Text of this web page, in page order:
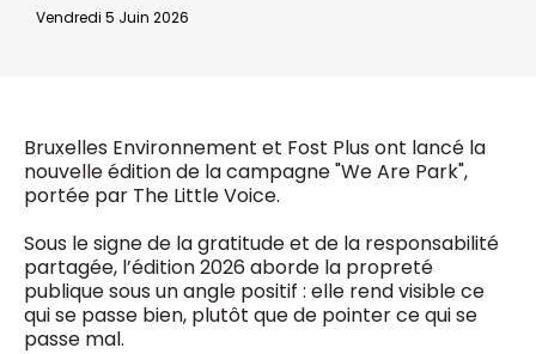
Vendredi 5 Juin 2026
Bruxelles Environnement et Fost Plus ont lancé la
nouvelle édition de la campagne "We Are Park",
portée par The Little Voice.
Sous le signe de la gratitude et de la responsabilité
partagée, l’édition 2026 aborde la propreté
publique sous un angle positif : elle rend visible ce
qui se passe bien, plutôt que de pointer ce qui se
passe mal.
RECHERCHER
Managing Director
Jean-Vianney Philippe
0471 92 01 98
jeanvianney@mm.be
General Manager
Fred Bouchar
0498 88 64 89
f.bouchar@mm.be
Utilisez lesguillemets ("") pour effectuer une
recherche sur les termes exacts (dans le même
ordre et à la suite).
sur les textes comprenants l'ensemble des
termes (même dans un ordre différent ou séparé
dans le texte).